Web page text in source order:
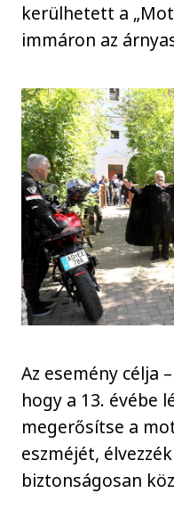
kerülhetett a
immáron az
Az esemény célja
hogy a 13. évébe
megerősítse a
eszméjét,
biztonságosan